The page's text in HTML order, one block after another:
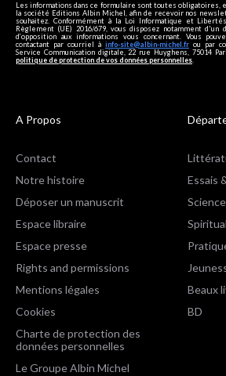
Les informations dans ce formulaire sont toutes
la société Editions Albin Michel, afin de recevoir nos
souhaitez. Conformément à la Loi Informatique et
Règlement (UE) 2016/679, vous disposez notamment
d’opposition aux informations vous concernant. Vous
contactant par courriel à info-site@albin-michel.fr ou par
Service Communication digitale, 22 rue Huyghens, 75014
politique de protection de vos données personnelles
A Propos
Contact
Notre histoire
Déposer un manuscrit
Espace libraire
Espace presse
Rights and permissions
Mentions légales
Cookies
Charte de protection des
données personnelles
Le Groupe Albin Michel
Essais
Beaux
BD